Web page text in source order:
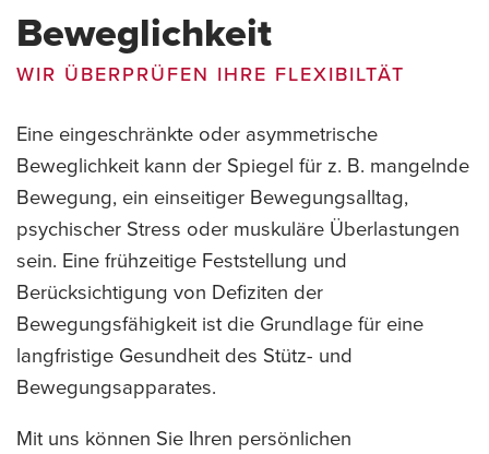
Beweglichkeit
WIR ÜBERPRÜFEN IHRE FLEXIBILTÄT
Eine eingeschränkte oder asymmetrische
Beweglichkeit kann der Spiegel für z. B. mangelnde
Bewegung, ein einseitiger Bewegungsalltag,
psychischer Stress oder muskuläre Überlastungen
sein. Eine frühzeitige Feststellung und
Berücksichtigung von Defiziten der
Bewegungsfähigkeit ist die Grundlage für eine
langfristige Gesundheit des Stütz- und
Bewegungsapparates.
Mit uns können Sie Ihren persönlichen